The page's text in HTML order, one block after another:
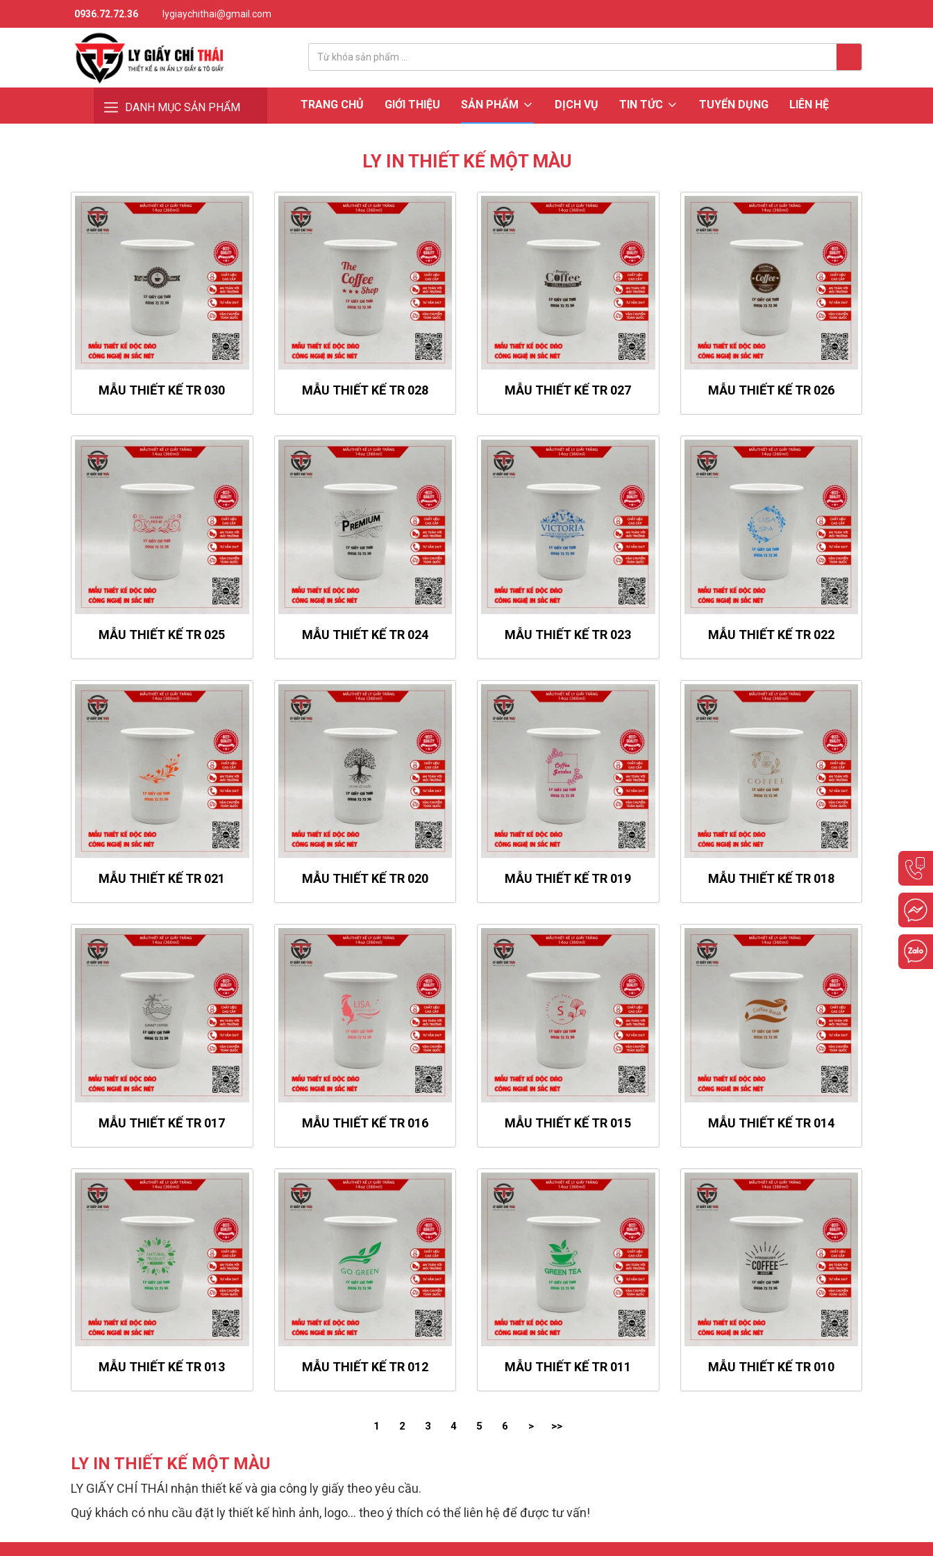
0936.72.72.36 lygiaychithai@gmail.com
DANH MỤC SẢN PHẨM TRANG CHỦ GIỚI THIỆU SẢN PHẨM DỊCH VỤ TIN TỨC TUYỂN DỤNG LIÊN HỆ
LY IN THIẾT KẾ MỘT MÀU
MẪU THIẾT KẾ TR 030 MẪU THIẾT KẾ TR 028 MẪU THIẾT KẾ TR 027 MẪU THIẾT KẾ TR 026
MẪU THIẾT KẾ TR 025 MẪU THIẾT KẾ TR 024 MẪU THIẾT KẾ TR 023 MẪU THIẾT KẾ TR 022
MẪU THIẾT KẾ TR 021 MẪU THIẾT KẾ TR 020 MẪU THIẾT KẾ TR 019 MẪU THIẾT KẾ TR 018
MẪU THIẾT KẾ TR 017 MẪU THIẾT KẾ TR 016 MẪU THIẾT KẾ TR 015 MẪU THIẾT KẾ TR 014
MẪU THIẾT KẾ TR 013 MẪU THIẾT KẾ TR 012 MẪU THIẾT KẾ TR 011 MẪU THIẾT KẾ TR 010
1 2 3 4 5 6 > >>
LY IN THIẾT KẾ MỘT MÀU
LY GIẤY CHÍ THÁI nhận thiết kế và gia công ly giấy theo yêu cầu.
Quý khách có nhu cầu đặt ly thiết kế hình ảnh, logo... theo ý thích có thể liên hệ để được tư vấn!